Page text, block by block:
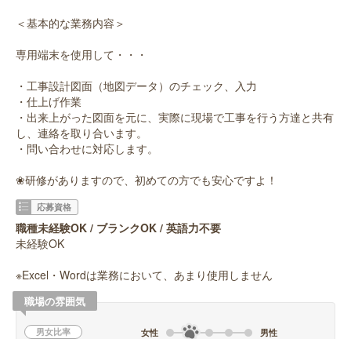
＜基本的な業務内容＞
専用端末を使用して・・・
・工事設計図面（地図データ）のチェック、入力
・仕上げ作業
・出来上がった図面を元に、実際に現場で工事を行う方達と共有
し、連絡を取り合います。
・問い合わせに対応します。
❀研修がありますので、初めての方でも安心ですよ！
応募資格
職種未経験OK / ブランクOK / 英語力不要
未経験OK
※Excel・Wordは業務において、あまり使用しません
職場の雰囲気
男女比率 女性 男性